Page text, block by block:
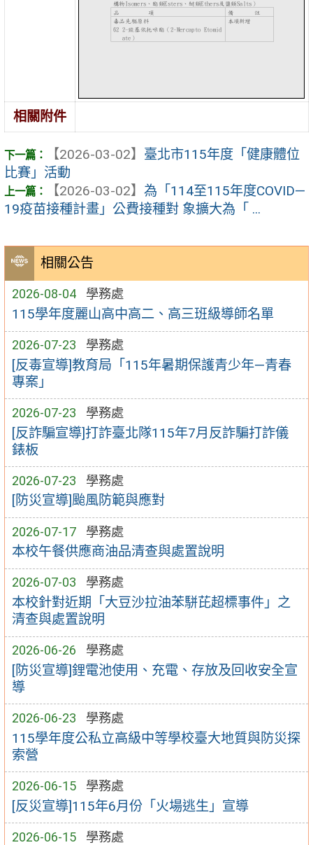
相關公告
2026-08-04 學務處
115學年度麗山高中高二、高三班級導師名單
2026-07-23 學務處
[反毒宣導]教育局「115年暑期保護青少年—青春
專案」
2026-07-23 學務處
[反詐騙宣導]打詐臺北隊115年7月反詐騙打詐儀
錶板
2026-07-23 學務處
[防災宣導]颱風防範與應對
2026-07-17 學務處
本校午餐供應商油品清查與處置說明
2026-07-03 學務處
本校針對近期「大豆沙拉油苯駢芘超標事件」之
清查與處置說明
2026-06-26 學務處
[防災宣導]鋰電池使用、充電、存放及回收安全宣
導
2026-06-23 學務處
115學年度公私立高級中等學校臺大地質與防災探
索營
2026-06-15 學務處
[反災宣導]115年6月份「火場逃生」宣導
2026-06-15 學務處
相關附件
【2026-03-02】 臺北市115年度「健康體位
比賽」活動
【2026-03-02】 為「114至115年度COVID—
19疫苗接種計畫」公費接種對 象擴大為「 ...